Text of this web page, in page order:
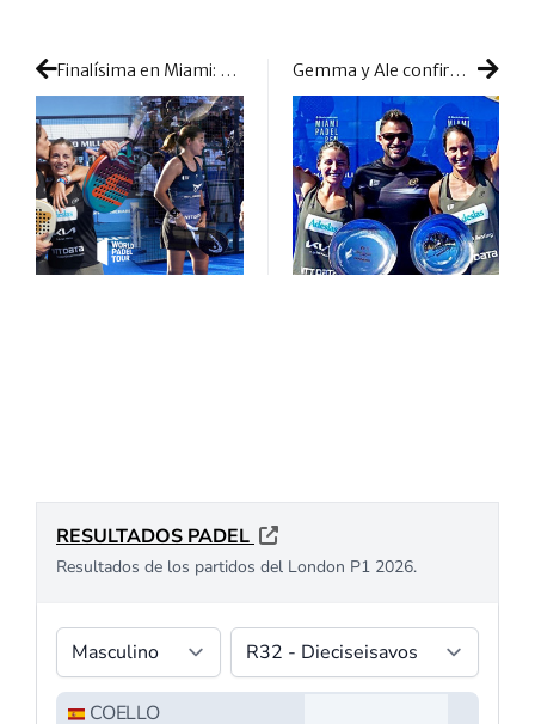
Finalísima en Miami: el mejor duelo del ranking decidirá el primer título del año Gemma y Ale confirman su supremacía: primer título del año logrado con gran dominio